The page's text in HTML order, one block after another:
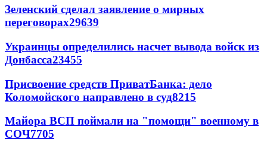
Зеленский сделал заявление о мирных
переговорах29639
Украинцы определились насчет вывода войск из
Донбасса23455
Присвоение средств ПриватБанка: дело
Коломойского направлено в суд8215
Майора ВСП поймали на "помощи" военному в
СОЧ7705